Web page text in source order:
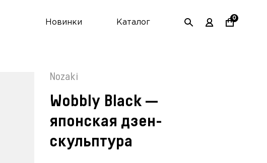
Новинки Каталог
0
Nozaki
Wobbly Black —
японская дзен-
скульптура